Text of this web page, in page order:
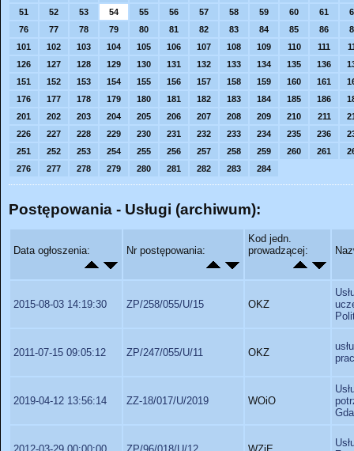
51
52 53 54 55 56 57 58 59 60 61
76
77 78 79 80 81 82 83 84 85 86
101
102 103 104 105 106 107 108 109 110 111
126
127 128 129 130 131 132 133 134 135 136
151
152 153 154 155 156 157 158 159 160 161
176
177 178 179 180 181 182 183 184 185 186
201
202 203 204 205 206 207 208 209 210 211
226
227 228 229 230 231 232 233 234 235 236
251
252 253 254 255 256 257 258 259 260 261
276
277 278 279 280 281 282 283 284
Postępowania - Usługi (archiwum):
Data ogłoszenia: Nr postępowania:
Kod jedn.
prowadzącej:
2015-08-03 14:19:30 ZP/258/055/U/15 OKZ
2011-07-15 09:05:12 ZP/247/055/U/11 OKZ
2019-04-12 13:56:14 ZZ-18/017/U/2019 WOiO